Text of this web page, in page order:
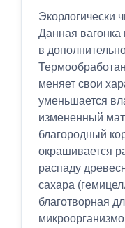
Экорлогически
Данная вагонка
в
меняет свои
уменьшается
измененный
благородный
окрашивается
распаду
сахара
благотворная